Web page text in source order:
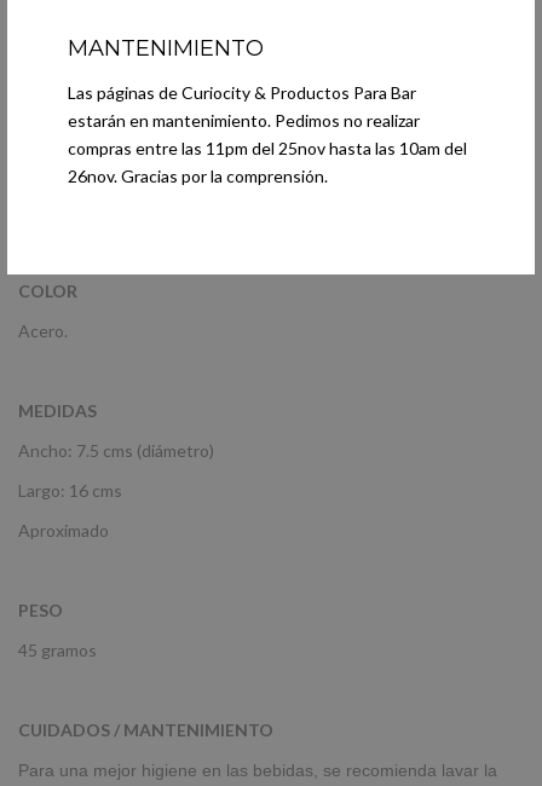
MANTENIMIENTO
Las páginas de Curiocity & Productos Para Bar
estarán en mantenimiento. Pedimos no realizar
compras entre las 11pm del 25nov hasta las 10am del
26nov. Gracias por la comprensión.
PRESENTACIÓN
No incluye caja.
MATERIAL
COLOR
Acero.
MEDIDAS
Ancho: 7.5 cms (diámetro)
Largo: 16 cms
Aproximado
PESO
45 gramos
CUIDADOS / MANTENIMIENTO
Para una mejor higiene en las bebidas, se recomienda lavar la